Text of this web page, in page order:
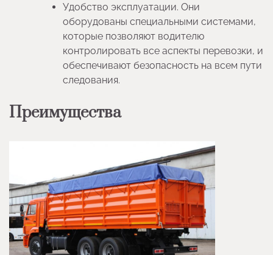
Удобство эксплуатации. Они
оборудованы специальными системами,
которые позволяют водителю
контролировать все аспекты перевозки, и
обеспечивают безопасность на всем пути
следования.
Преимущества